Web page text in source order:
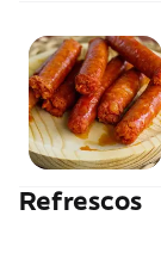
Refrescos